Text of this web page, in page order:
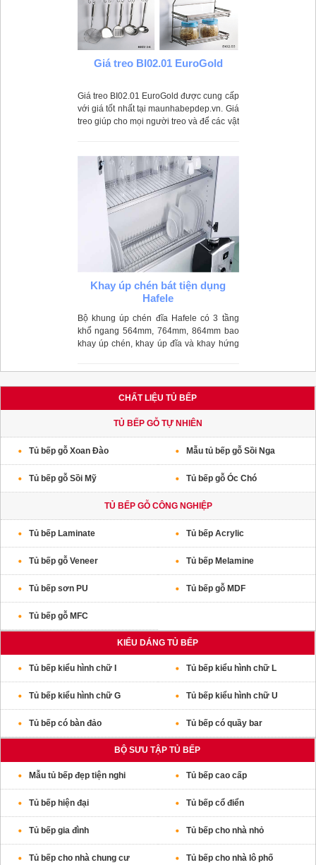
Giá treo BI02.01 EuroGold
Giá treo BI02.01 EuroGold được cung cấp
với giá tốt nhất tại maunhabepdep.vn. Giá
treo giúp cho mọi người treo và để các vật
Khay úp chén bát tiện dụng
Hafele
Bộ khung úp chén đĩa Hafele có 3 tầng
khổ ngang 564mm, 764mm, 864mm bao
khay úp chén, khay úp đĩa và khay hứng
sáng bóng, sạch sẽ giúp đảm bảo vệ sinh
CHẤT LIỆU TỦ BẾP
TỦ BẾP GỖ TỰ NHIÊN
Tủ bếp gỗ Xoan Đào Mẫu tủ bếp gỗ Sồi Nga
Tủ bếp gỗ Sồi Mỹ Tủ bếp gỗ Óc Chó
TỦ BẾP GỖ CÔNG NGHIỆP
Tủ bếp Laminate Tủ bếp Acrylic
Tủ bếp gỗ Veneer Tủ bếp Melamine
Tủ bếp sơn PU Tủ bếp gỗ MDF
Tủ bếp gỗ MFC
KIỂU DÁNG TỦ BẾP
Tủ bếp kiểu hình chữ I Tủ bếp kiểu hình chữ L
Tủ bếp kiểu hình chữ G Tủ bếp kiểu hình chữ U
Tủ bếp có bàn đảo Tủ bếp có quầy bar
BỘ SƯU TẬP TỦ BẾP
Mẫu tủ bếp đẹp tiện nghi Tủ bếp cao cấp
Tủ bếp hiện đại Tủ bếp cổ điển
Tủ bếp gia đình Tủ bếp cho nhà nhỏ
Tủ bếp cho nhà chung cư Tủ bếp cho nhà lô phố